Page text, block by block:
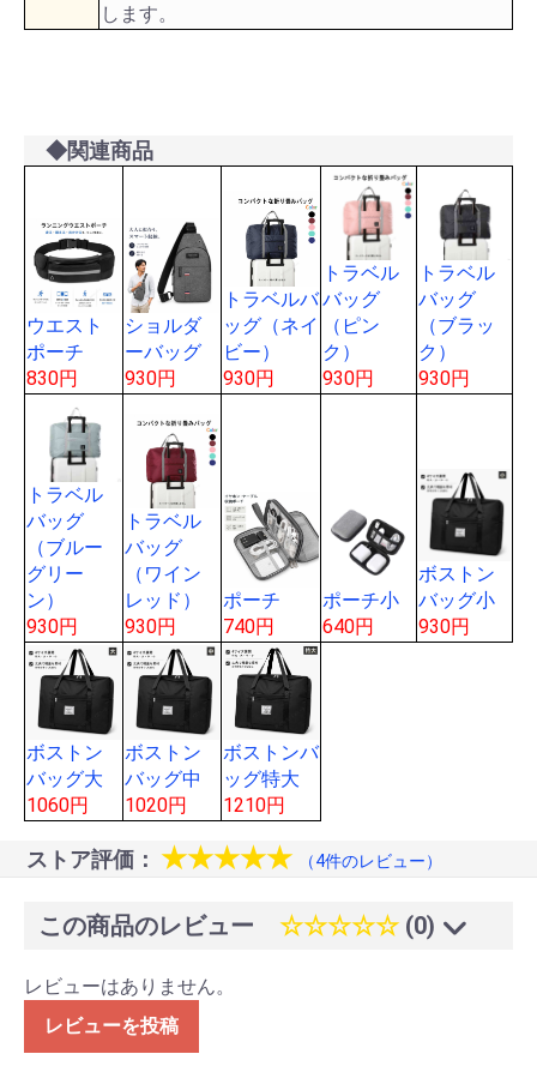
します。
◆関連商品
ウエスト
ポーチ
830円
ショルダ
ーバッグ
930円
トラベルバ
ッグ（ネイ
ビー）
930円
トラベル
バッグ
（ピン
ク）
930円
トラベル
バッグ
（ブラッ
ク）
930円
トラベル
バッグ
（ブルー
グリー
ン）
930円
トラベル
バッグ
（ワイン
レッド）
930円
ポーチ
740円
ポーチ小
640円
ボストン
バッグ小
930円
ボストン
バッグ大
1060円
ボストン
バッグ中
1020円
ボストンバ
ッグ特大
1210円
ストア評価： ★★★★★ （4件のレビュー）
この商品のレビュー ☆☆☆☆☆ (0)
レビューはありません。
レビューを投稿